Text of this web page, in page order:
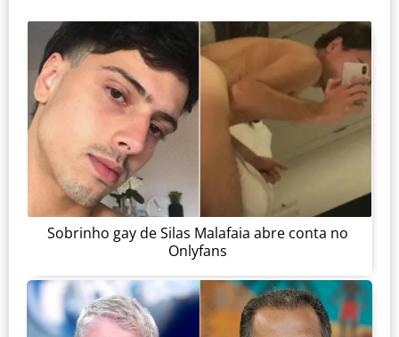
Sobrinho gay de Silas Malafaia abre conta no
Onlyfans